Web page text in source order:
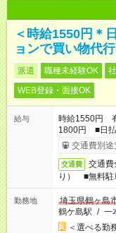
＜時給1550円＊
ョンで買い物代
派遣 職種未経験OK
WEB登録・面接OK
給与
時給1550円
1800円 ■日払
交通費別途
交通費
交通
り） ■無料駐
勤務地
埼玉県鶴ヶ島
鶴ケ島駅 / 一
＜選べる